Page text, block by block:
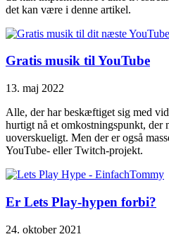
det kan være i denne artikel.
Gratis musik til YouTube
13. maj 2022
Alle, der har beskæftiget sig med
hurtigt nå et omkostningspunkt, der
uoverskueligt. Men der er også
YouTube- eller Twitch-projekt.
Er Lets Play-hypen forbi?
24. oktober 2021